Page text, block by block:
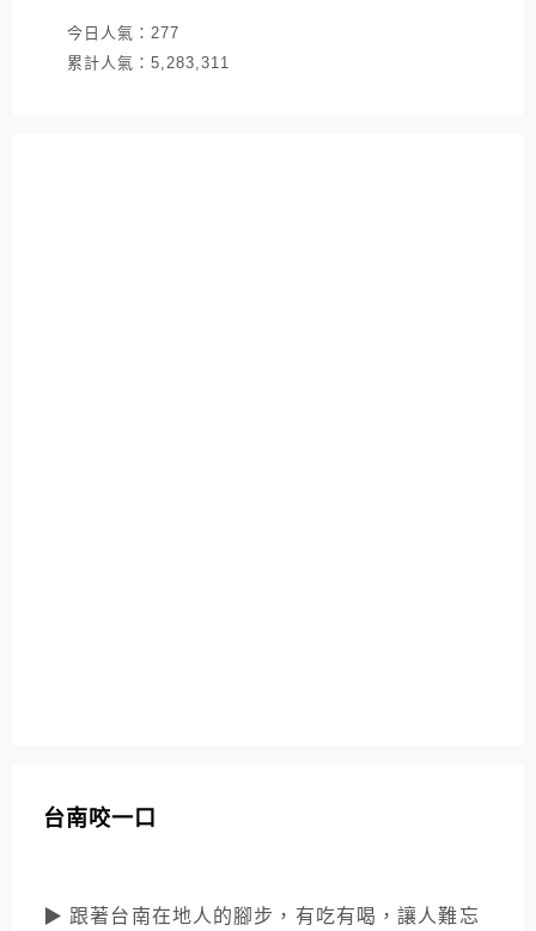
今日人氣： 277
累計人氣： 5,283,311
台南咬一口
▶ 跟著台南在地人的腳步，有吃有喝，讓人難忘